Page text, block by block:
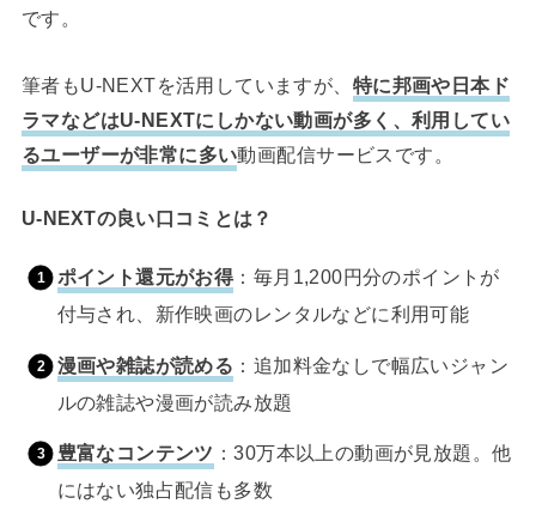
です。
筆者もU-NEXTを活用していますが、 特に邦画や日本ド
ラマなどはU-NEXTにしかない動画が多く、利用してい
るユーザーが非常に多い動画配信サービスです。
U-NEXTの良い口コミとは？
ポイント還元がお得：毎月1,200円分のポイントが
付与され、新作映画のレンタルなどに利用可能
漫画や雑誌が読める ：追加料金なしで幅広いジャン
ルの雑誌や漫画が読み放題
豊富なコンテンツ ：30万本以上の動画が見放題。他
にはない独占配信も多数